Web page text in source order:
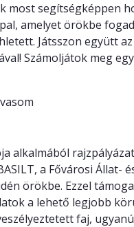
most segítségképpen
amelyet örökbe
Játsszon együtt
Számoljátok meg
alkalmából
a Fővárosi Állat-
örökbe. Ezzel
a lehető legjobb
faj,